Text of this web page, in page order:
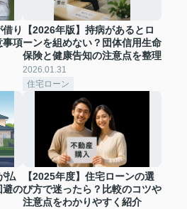
り
事項
【2026年版】持病があるとロ
ーンを組めない？団体信用生命
保険と健康告知の注意点を整理
2026.01.31
住宅ローン
払
避の
【2025年度】住宅ローンの選
び方で迷ったら？比較のコツや
注意点をわかりやすく紹介